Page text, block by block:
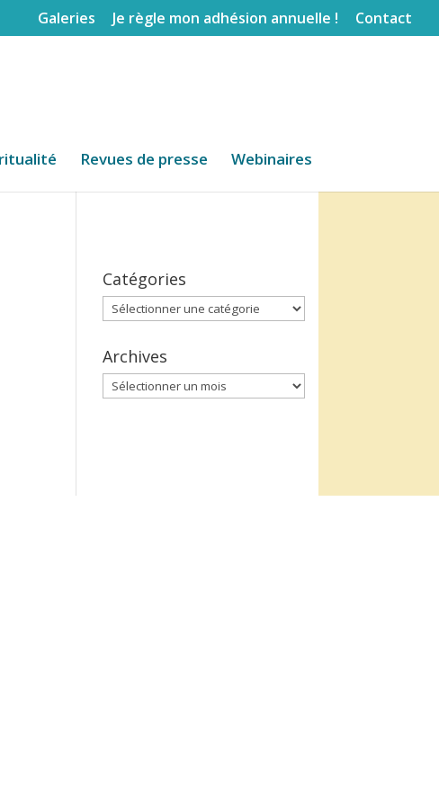
Galeries Je règle mon adhésion annuelle ! Contact
Revues de presse Webinaires
Catégories
Catégories
Archives
Archives